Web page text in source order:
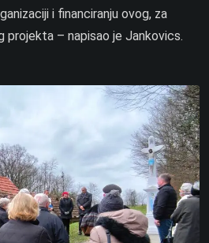
i financiranju ovog, za
projekta – napisao je Jankovics.